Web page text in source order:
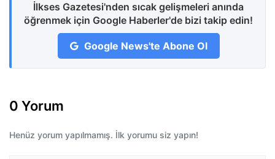
İlkses Gazetesi'nden sıcak gelişmeleri anında
öğrenmek için Google Haberler'de bizi takip edin!
Google News'te Abone Ol
0 Yorum
Henüz yorum yapılmamış. İlk yorumu siz yapın!